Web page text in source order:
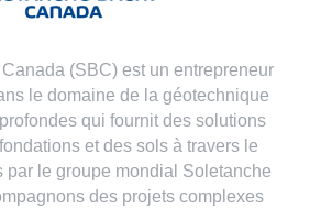
(SBC) est un entrepreneur
le domaine de la géotechnique
qui fournit des solutions
et des sols à travers le
par le groupe mondial Soletanche
des projets complexes